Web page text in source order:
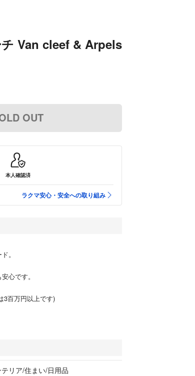
Van cleef & Arpels
OUT
本人確認済
ラクマ安心・安全への取り組み
。
心です。
3百万円以上です)
リア/住まい/日用品